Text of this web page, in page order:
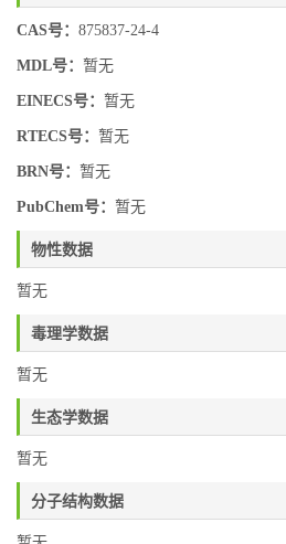
CAS号： 875837-24-4
MDL号： 暂无
EINECS号： 暂无
RTECS号： 暂无
BRN号： 暂无
PubChem号： 暂无
物性数据
暂无
毒理学数据
暂无
生态学数据
暂无
分子结构数据